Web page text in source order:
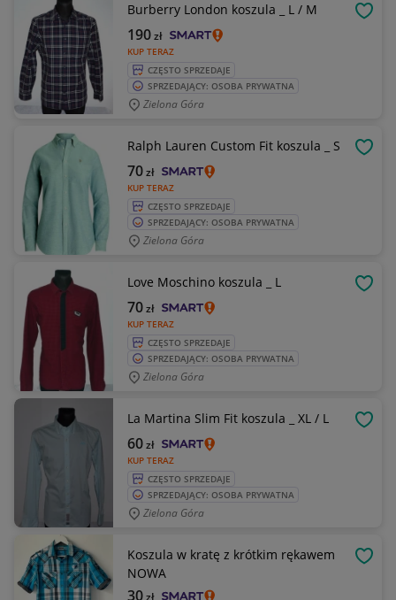
Burberry London koszula _ L / M
KUP TERAZ
190zł
CZĘSTO SPRZEDAJE
SPRZEDAJĄCY: OSOBA PRYWATNA
Zielona Góra
Ralph Lauren Custom Fit koszula _ S
KUP TERAZ
70zł
CZĘSTO SPRZEDAJE
SPRZEDAJĄCY: OSOBA PRYWATNA
Zielona Góra
Love Moschino koszula _ L
KUP TERAZ
70zł
CZĘSTO SPRZEDAJE
SPRZEDAJĄCY: OSOBA PRYWATNA
Zielona Góra
La Martina Slim Fit koszula _ XL / L
KUP TERAZ
60zł
CZĘSTO SPRZEDAJE
SPRZEDAJĄCY: OSOBA PRYWATNA
Zielona Góra
Koszula w kratę z krótkim rękawem
NOWA
30zł